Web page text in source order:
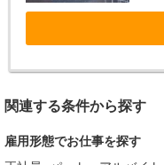
関連する条件から探す
雇用形態でお仕事を探す